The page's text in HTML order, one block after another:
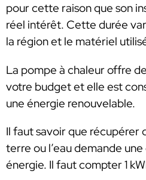
pour cette raison que son
réel intérêt. Cette durée
la région et le matériel
La pompe à chaleur offre
votre budget et elle est
une énergie renouvelable.
Il faut savoir que récupérer
terre ou l’eau demande
énergie. Il faut compter 1